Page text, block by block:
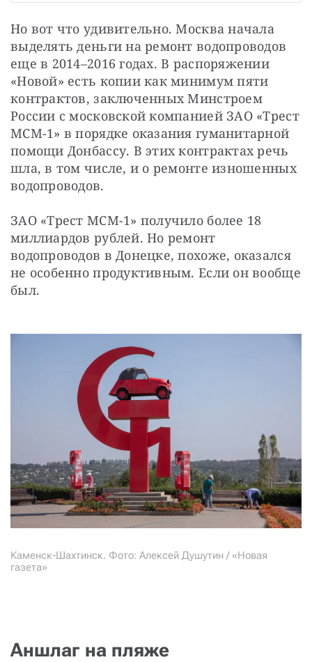
Но вот что удивительно. Москва начала
выделять деньги на ремонт водопроводов
еще в 2014–2016 годах. В распоряжении
«Новой» есть копии как минимум пяти
контрактов, заключенных Минстроем
России с московской компанией ЗАО «Трест
МСМ-1» в порядке оказания гуманитарной
помощи Донбассу. В этих контрактах речь
шла, в том числе, и о ремонте изношенных
водопроводов.
ЗАО «Трест МСМ-1» получило более 18
миллиардов рублей. Но ремонт
водопроводов в Донецке, похоже, оказался
не особенно продуктивным. Если он вообще
был.
Каменск-Шахтинск. Фото: Алексей Душутин / «Новая
газета»
Аншлаг на пляже